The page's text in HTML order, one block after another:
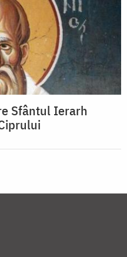
Sfântul Ierarh